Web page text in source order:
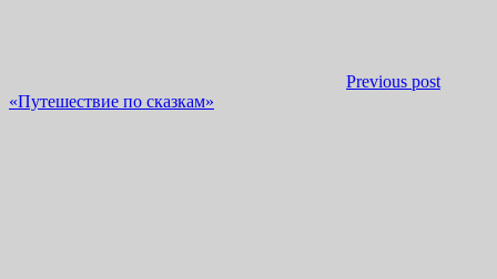
Previous post
«Путешествие по сказкам»